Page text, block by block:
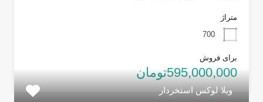
متراژ
700
برای فروش
595,000,000تومان
ویلا لوکس استخردار